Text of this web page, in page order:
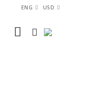
ENG USD